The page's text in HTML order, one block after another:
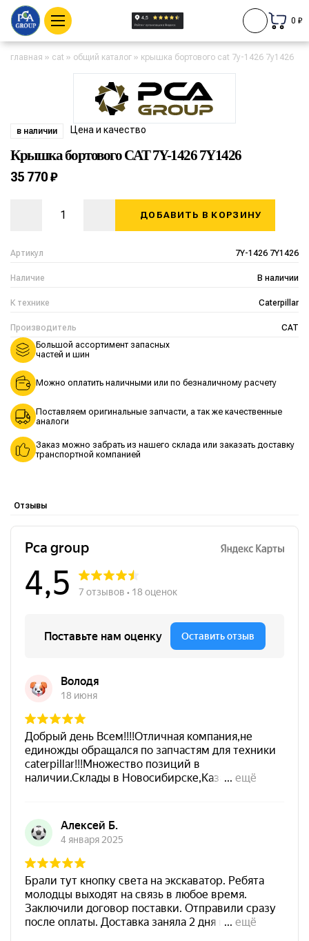
0 ₽
главная » cat » общий каталог » крышка бортового cat 7y-1426 7y1426
в наличии Цена и качество
Крышка бортового CAT 7Y-1426 7Y1426
Артикул 7Y-1426 7Y1426
Наличие В наличии
К технике Caterpillar
Производитель CAT
35 770 ₽
ДОБАВИТЬ В КОРЗИНУ
Большой ассортимент запасных
частей и шин
Можно оплатить наличными или по безналичному расчету
Поставляем оригинальные запчасти, а так же качественные
аналоги
Заказ можно забрать из нашего склада или заказать доставку
транспортной компанией
Отзывы